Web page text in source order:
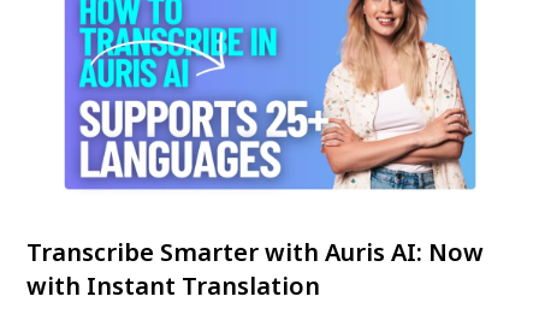
Transcribe Smarter with Auris AI: Now
with Instant Translation